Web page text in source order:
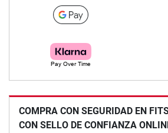
COMPRA CON SEGURIDAD EN
CON SELLO DE CONFIANZA